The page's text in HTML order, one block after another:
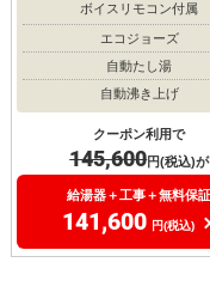
ボイスリモコン付属
エコジョーズ
自動たし湯
自動沸き上げ
クーポン利用で
145,600円(税込)が
給湯器＋工事＋無料保証
141,600 円(税込)